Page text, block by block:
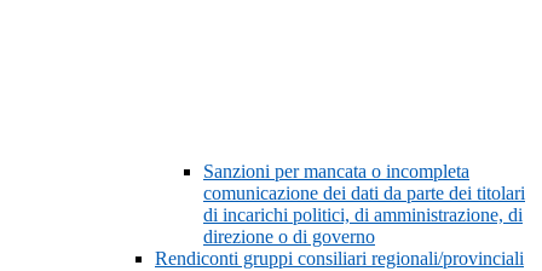
Sanzioni per mancata o incompleta
comunicazione dei dati da parte dei titolari
di incarichi politici, di amministrazione, di
direzione o di governo
Rendiconti gruppi consiliari regionali/provinciali